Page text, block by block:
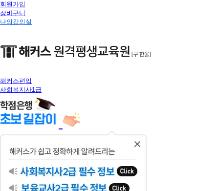
회원가입
장바구니
나의강의실
해커스편입
사회복지사1급